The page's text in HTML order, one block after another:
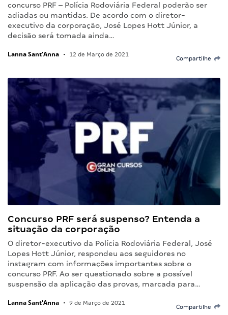
concurso PRF – Polícia Rodoviária Federal poderão ser
adiadas ou mantidas. De acordo com o diretor-
executivo da corporação, José Lopes Hott Júnior, a
decisão será tomada ainda…
Lanna Sant'Anna • 12 de Março de 2021
Compartilhe
Concurso PRF será suspenso? Entenda a
situação da corporação
O diretor-executivo da Polícia Rodoviária Federal, José
Lopes Hott Júnior, respondeu aos seguidores no
instagram com informações importantes sobre o
concurso PRF. Ao ser questionado sobre a possível
suspensão da aplicação das provas, marcada para…
Lanna Sant'Anna • 9 de Março de 2021
Compartilhe